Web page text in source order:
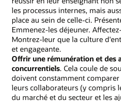
les processus internes, mais
place au sein de celle-ci.
Emmenez-les déjeuner.
Montrez-leur que la culture
et engageante.
Offrir une rémunération et des
concurrentiels. Cela coule de
doivent constamment
leurs collaborateurs (y compris
du marché et du secteur et les